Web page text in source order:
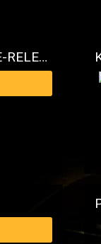
DEN FABELAGTIGE AMELIE FRA MONTMATRE (RE-RELEASE)